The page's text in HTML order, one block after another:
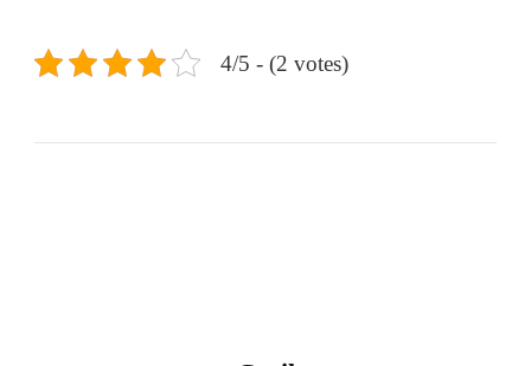
4/5 - (2 votes)